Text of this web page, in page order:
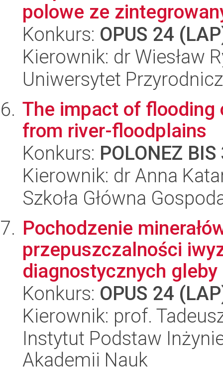
polowe ze
Konkurs: OPUS 24
Kierownik: dr Wiesław
Uniwersytet
The impact of flooding
from river-floodplains
Konkurs: POLONEZ BIS
Kierownik: dr Anna
Szkoła Główna
Pochodzenie
przepuszczalności
diagnostycznych
Konkurs: OPUS 24
Kierownik: prof.
Instytut Podstaw
Akademii Nauk